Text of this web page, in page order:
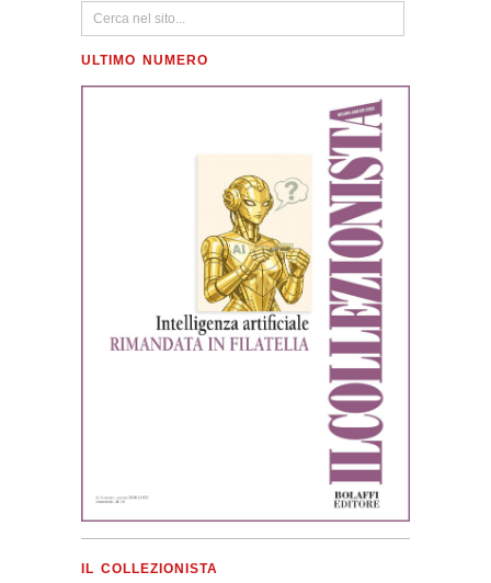
ULTIMO NUMERO
IL COLLEZIONISTA